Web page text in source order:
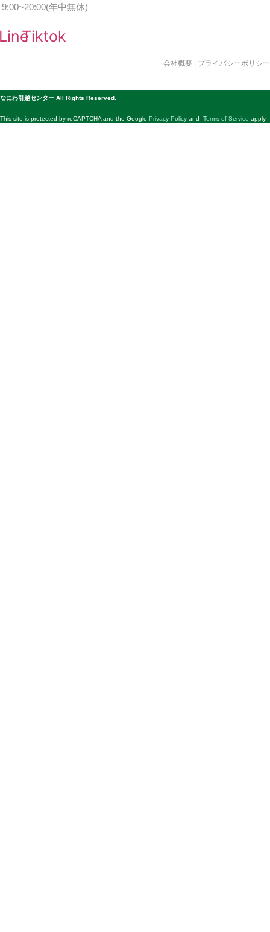
9:00~20:00(年中無休)
Tiktok
会社概要 | プライバシーポリシー
なにわ引越センター All Rights Reserved.
This site is protected by reCAPTCHA and the Google Privacy Policy and Terms of Service apply.